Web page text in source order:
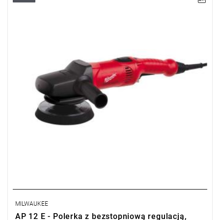
MILWAUKEE
AP 12 E - Polerka z bezstopniową regulacją,